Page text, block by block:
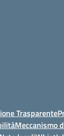
Trasparente
Meccanismo